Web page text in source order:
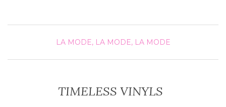
LA MODE, LA MODE, LA MODE
TIMELESS VINYLS